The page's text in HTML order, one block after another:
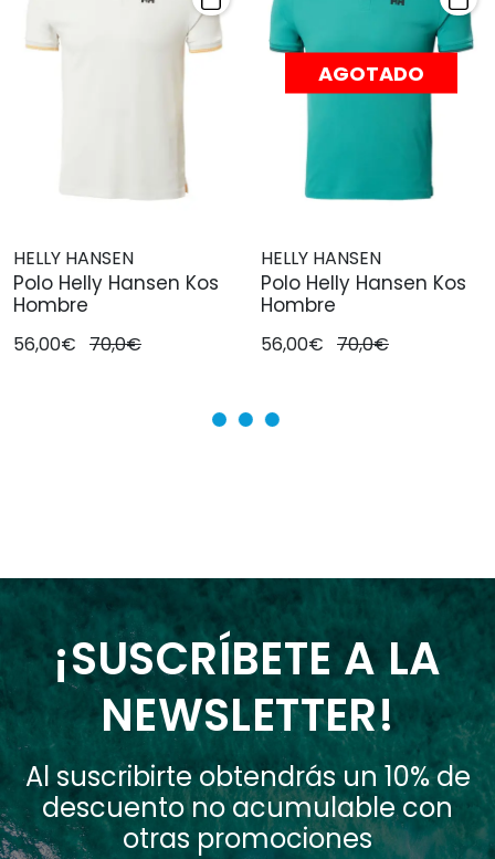
HELLY HANSEN
Polo Helly Hansen Kos
Hombre
56,00€ 70,0€
AGOTADO
HELLY HANSEN
Polo Helly Hansen Kos
Hombre
56,00€ 70,0€
¡SUSCRÍBETE A LA
NEWSLETTER!
Al suscribirte obtendrás un 10% de
descuento no acumulable con
otras promociones